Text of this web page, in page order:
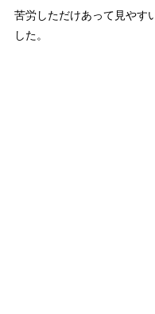
苦労しただけあって見やす
した。